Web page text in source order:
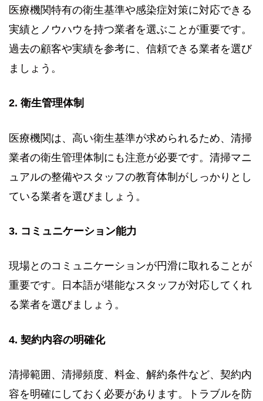
医療機関特有の衛生基準や感染症対策に対応できる
実績とノウハウを持つ業者を選ぶことが重要です。
過去の顧客や実績を参考に、信頼できる業者を選び
ましょう。
2. 衛生管理体制
医療機関は、高い衛生基準が求められるため、清掃
業者の衛生管理体制にも注意が必要です。清掃マニ
ュアルの整備やスタッフの教育体制がしっかりとし
ている業者を選びましょう。
3. コミュニケーション能力
現場とのコミュニケーションが円滑に取れることが
重要です。日本語が堪能なスタッフが対応してくれ
る業者を選びましょう。
4. 契約内容の明確化
清掃範囲、清掃頻度、料金、解約条件など、契約内
容を明確にしておく必要があります。トラブルを防